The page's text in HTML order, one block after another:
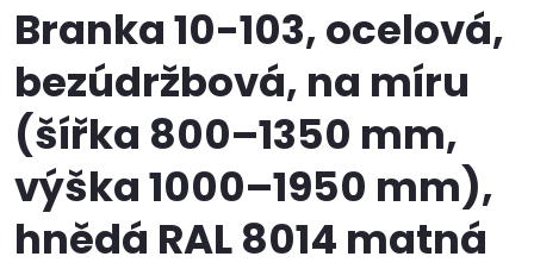
Branka 10-103, ocelová,
bezúdržbová, na míru
(šířka 800–1350 mm,
výška 1000–1950 mm),
hnědá RAL 8014 matná